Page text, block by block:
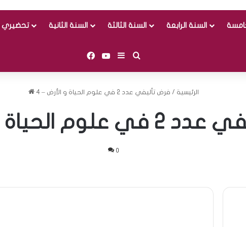
تحضيري السنة الثانية السنة الثالثة السنة الرابعة
Facebook
YouTubeSidebar (barre latérale)
الرئيسية / فرض تأليفي عدد 2 في علوم الحياة و الأرض – 4
الحياة و الأرض – 4
0